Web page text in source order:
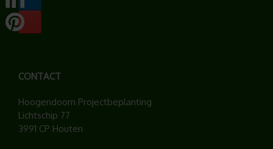
CONTACT
Hoogendoorn Projectbeplanting
Lichtschip 77
3991 CP Houten